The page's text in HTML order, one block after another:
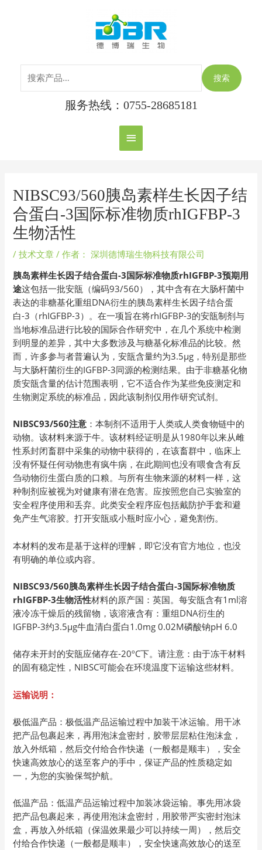
主
菜
单
搜索
服务热线：0755-28685181
NIBSC93/560胰岛素样生长因子结
合蛋白-3国际标准物质rhIGFBP-3
生物活性
/技术文章 / 作者： 深圳德博瑞生物科技有限公司
胰岛素样生长因子结合蛋白-3国际标准物质rhIGFBP-3预期用
途这包括一批安瓿（编码93/560），其中含有在大肠杆菌中
表达的非糖基化重组DNA衍生的胰岛素样生长因子结合蛋
白-3（rhIGFBP-3）。在一项旨在将rhIGFBP-3的安瓿制剂与
当地标准品进行比较的国际合作研究中，在几个系统中检测
到明显的差异，其中大多数涉及与糖基化标准品的比较。然
而，许多参与者普遍认为，安瓿含量约为3.5μg，特别是那些
与大肠杆菌衍生的IGFBP-3同源的检测结果。由于非糖基化物
质安瓿含量的估计范围表明，它不适合作为某些免疫测定和
生物测定系统的标准品，因此该制剂仅用作研究试剂。
NIBSC93/560注意 ：本制剂不适用于人类或人类食物链中的
动物。该材料来源于牛。该材料经证明是从1980年以来从雌
性系封闭畜群中采集的动物中获得的，在该畜群中，临床上
没有怀疑任何动物患有疯牛病，在此期间也没有喂食含有反
刍动物衍生蛋白质的口粮。与所有生物来源的材料一样，这
种制剂应被视为对健康有潜在危害。应按照您自己实验室的
安全程序使用和丢弃。此类安全程序应包括戴防护手套和避
免产生气溶胶。打开安瓿或小瓶时应小心，避免割伤。
本材料的发布是基于这样的理解，即它没有官方地位，也没
有明确的单位或内容。
NIBSC93/560胰岛素样生长因子结合蛋白-3国际标准物质
rhIGFBP-3生物活性材料的原产国：英国。每安瓿含有1ml溶
液冷冻干燥后的残留物，该溶液含有：重组DNA衍生的
IGFBP-3约3.5µg牛血清白蛋白1.0mg 0.02M磷酸钠pH 6.0
储存未开封的安瓿应储存在-20ºC下。请注意：由于冻干材料
的固有稳定性，NIBSC可能会在环境温度下运输这些材料。
运输说明：
极低温产品：极低温产品运输过程中加装干冰运输。用干冰
把产品包裹起来，再用泡沫盒密封，胶带层层粘住泡沫盒，
放入外纸箱，然后交付给合作快递（一般都是顺丰），安全
快速高效放心的送至客户的手中，保证产品的性质稳定如
一，为您的实验保驾护航。
低温产品：低温产品运输过程中加装冰袋运输。事先用冰袋
把产品包裹起来，再使用泡沫盒密封，用胶带严实密封泡沫
盒，再放入外纸箱（保温效果最少可以持续一周），然后交
付给合作快递（一般都是顺丰），安全快速高效放心的送至